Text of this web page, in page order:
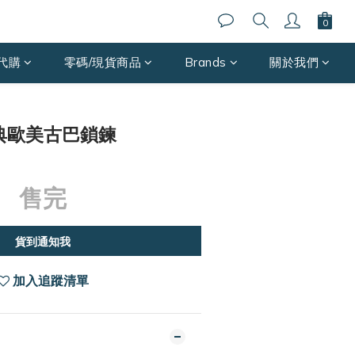
購 零碼/現貨商品 Brands 關於我們
美古巴鎖鍊
售完
貨到通知我
加入追蹤清單